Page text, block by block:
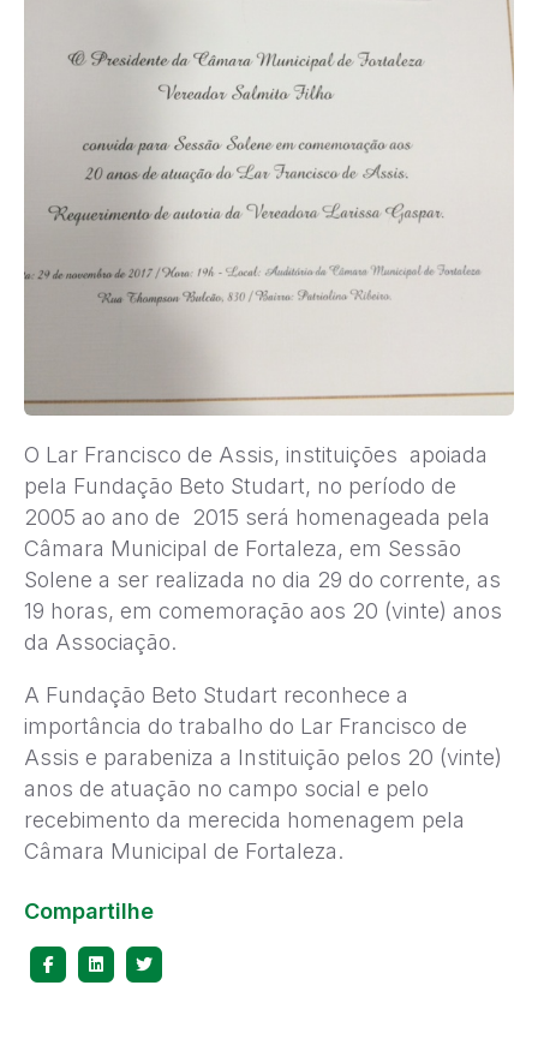
O Lar Francisco de Assis, instituições apoiada
pela Fundação Beto Studart, no período de
2005 ao ano de 2015 será homenageada pela
Câmara Municipal de Fortaleza, em Sessão
Solene a ser realizada no dia 29 do corrente, as
19 horas, em comemoração aos 20 (vinte) anos
da Associação.
A Fundação Beto Studart reconhece a
importância do trabalho do Lar Francisco de
Assis e parabeniza a Instituição pelos 20 (vinte)
anos de atuação no campo social e pelo
recebimento da merecida homenagem pela
Câmara Municipal de Fortaleza.
Compartilhe